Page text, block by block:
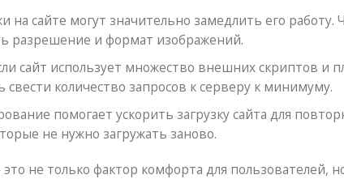
на сайте могут значительно замедлить его работу.
разрешение и формат изображений.
сайт использует множество внешних скриптов и
свести количество запросов к серверу к минимуму.
помогает ускорить загрузку сайта для
не нужно загружать заново.
не только фактор комфорта для пользователей,